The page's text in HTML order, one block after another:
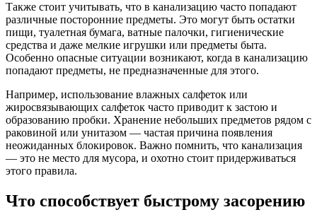
Также стоит учитывать, что в канализацию часто попадают
различные посторонние предметы. Это могут быть остатки
пищи, туалетная бумага, ватные палочки, гигиенические
средства и даже мелкие игрушки или предметы быта.
Особенно опасные ситуации возникают, когда в канализацию
попадают предметы, не предназначенные для этого.
Например, использование влажных салфеток или
жиросвязывающих салфеток часто приводит к застою и
образованию пробки. Хранение небольших предметов рядом с
раковиной или унитазом — частая причина появления
неожиданных блокировок. Важно помнить, что канализация
— это не место для мусора, и охотно стоит придерживаться
этого правила.
Что способствует быстрому засорению